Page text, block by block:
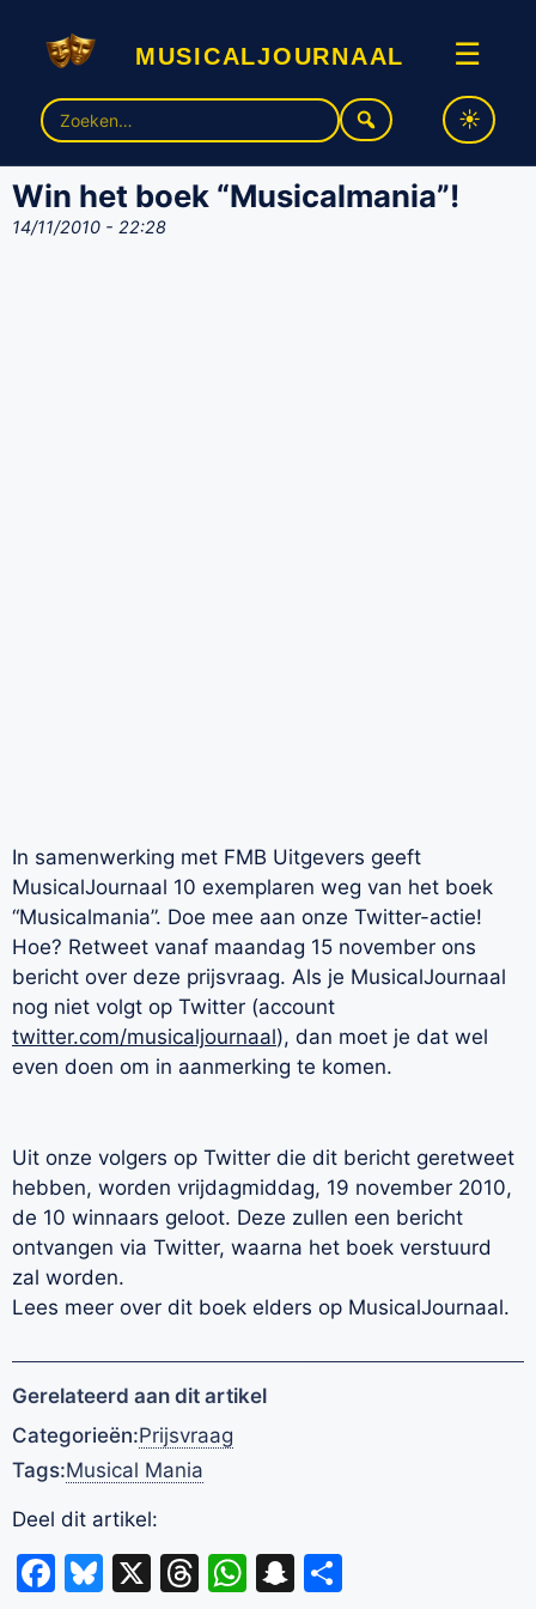
musicaljournaal ☰
Zoek
naar:
Win het boek “Musicalmania”!
14/11/2010 - 22:28
In samenwerking met FMB Uitgevers geeft
MusicalJournaal 10 exemplaren weg van het boek
“Musicalmania”. Doe mee aan onze Twitter-actie!
Hoe? Retweet vanaf maandag 15 november ons
bericht over deze prijsvraag. Als je MusicalJournaal
nog niet volgt op Twitter (account
twitter.com/musicaljournaal), dan moet je dat wel
even doen om in aanmerking te komen.
Uit onze volgers op Twitter die dit bericht geretweet
hebben, worden vrijdagmiddag, 19 november 2010,
de 10 winnaars geloot. Deze zullen een bericht
ontvangen via Twitter, waarna het boek verstuurd
zal worden.
Lees meer over dit boek elders op MusicalJournaal.
Gerelateerd aan dit artikel
Categorieën:Prijsvraag
Tags:Musical Mania
Deel dit artikel:
Facebook
Bluesky
X Threads
WhatsApp
Snapchat